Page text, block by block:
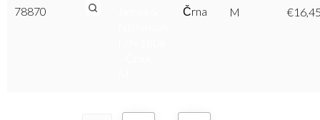
78870 Črna M €